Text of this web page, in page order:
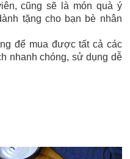
cũng sẽ là món quà ý
tặng cho bạn bè nhân
để mua được tất cả các
nhanh chóng, sử dụng dễ